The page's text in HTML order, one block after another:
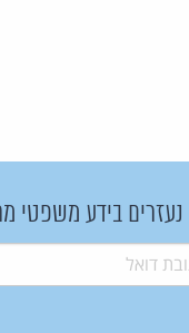
בידע משפטי
*